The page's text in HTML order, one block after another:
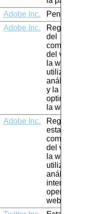
Adobe Inc.
Pendiente
Adobe Inc.
Registra
del
del
la web.
utiliza para
análisis
y la
la web.
Adobe Inc.
Registra
del
la web.
utiliza para
análisis
internos
operador
web.